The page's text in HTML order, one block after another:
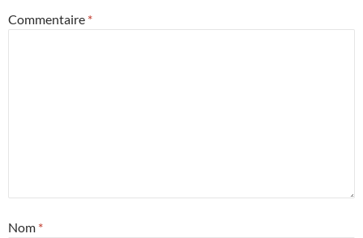
Commentaire *
Nom *